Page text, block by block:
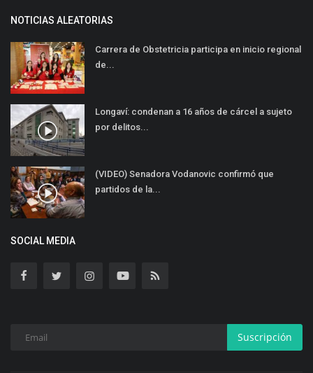
NOTICIAS ALEATORIAS
Carrera de Obstetricia participa en inicio regional
de...
Longaví: condenan a 16 años de cárcel a sujeto
por delitos...
(VIDEO) Senadora Vodanovic confirmó que
partidos de la...
SOCIAL MEDIA
Suscripción